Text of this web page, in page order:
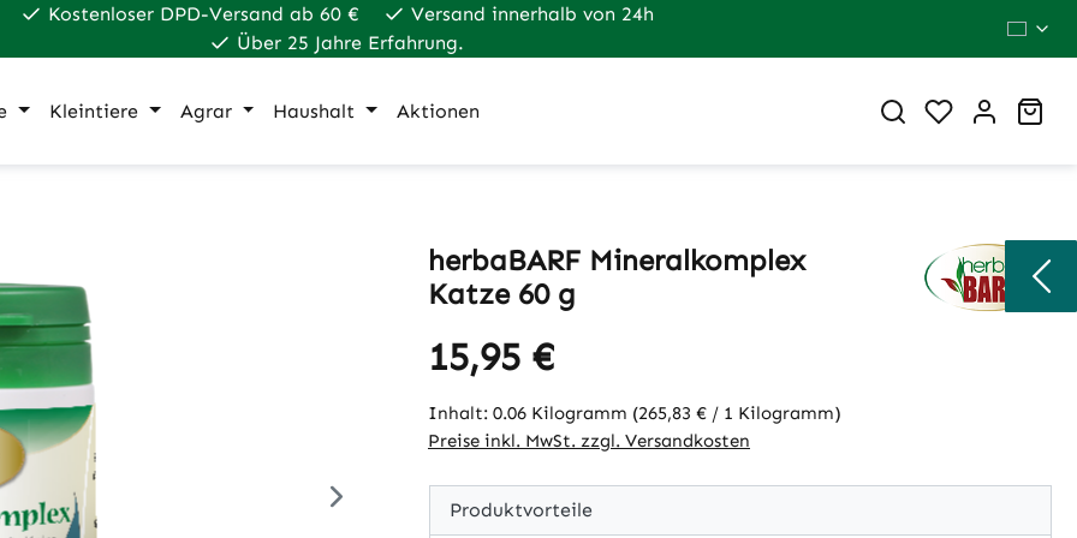
Kostenloser DPD-Versand ab 60 €
Versand innerhalb von 24h
Über 25 Jahre Erfahrung.
Kleintiere Agrar Haushalt Aktionen Du hast 0
herbaBARF Mineralkomplex
Katze 60 g
Regulärer Preis:
15,95 €
Inhalt: 0.06 Kilogramm (265,83 € / 1 Kilogramm)
Preise inkl. MwSt. zzgl. Versandkosten
Produktvorteile